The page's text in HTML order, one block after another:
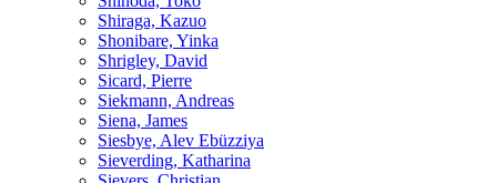
Shiraga, Kazuo
Shonibare, Yinka
Shrigley, David
Sicard, Pierre
Siekmann, Andreas
Siena, James
Siesbye, Alev Ebüzziya
Sieverding, Katharina